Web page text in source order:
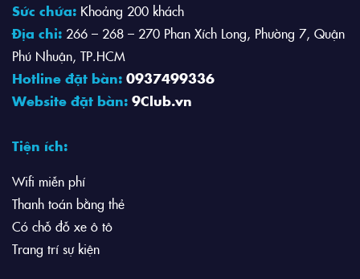
Sức chứa: Khoảng 200 khách
Địa chỉ: 266 – 268 – 270 Phan Xích Long, Phường 7, Quận
Phú Nhuận, TP.HCM
Hotline đặt bàn: 0937499336
Website đặt bàn: 9Club.vn
Tiện ích:
Wifi miễn phí
Thanh toán bằng thẻ
Có chỗ đỗ xe ô tô
Trang trí sự kiện